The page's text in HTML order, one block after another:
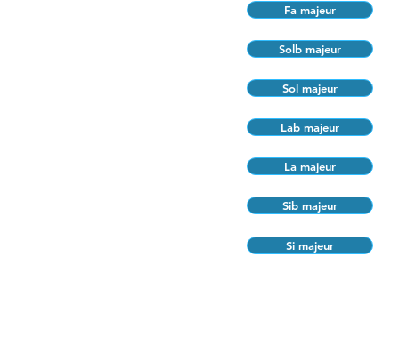
Fa majeur
Solb majeur
Sol majeur
Lab majeur
La majeur
Sib majeur
Si majeur